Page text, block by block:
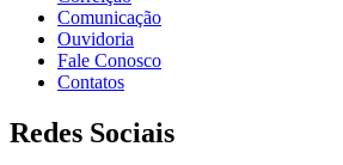
Comunicação
Ouvidoria
Fale Conosco
Contatos
Redes Sociais